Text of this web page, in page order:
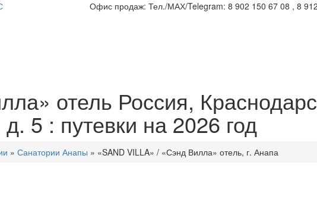
Офис продаж: Тел./МАХ/Telegram: 8 902 150 67 08 , 8
отель Россия,
5 : путевки на 2026 год
» Санатории Анапы » «SAND VILLA» / «Сэнд Вилла» отель, г. Анапа